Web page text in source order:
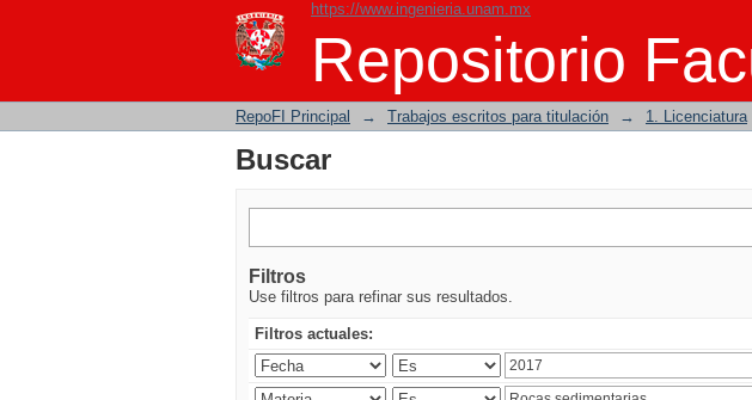
https://www.ingenieria.unam.mx
Repositorio
Buscar
RepoFI Principal → Trabajos escritos para titulación → 1. Licenciatura
Buscar
Filtros
Use filtros para refinar sus resultados.
Filtros actuales: